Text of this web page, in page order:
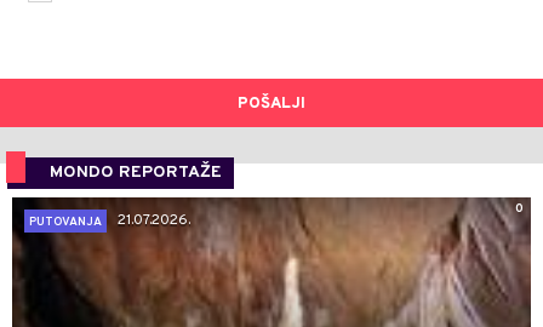
POŠALJI
MONDO REPORTAŽE
0
PUTOVANJA
21.07.2026.